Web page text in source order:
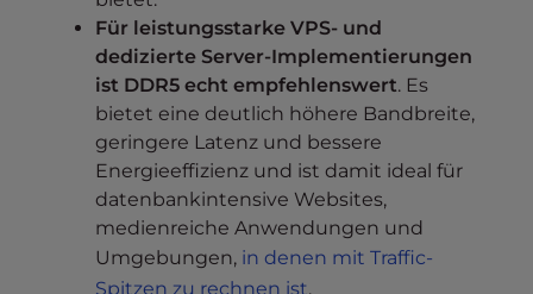
Für leistungsstarke VPS- und
dedizierte Server-Implementierungen
ist DDR5 echt empfehlenswert. Es
bietet eine deutlich höhere Bandbreite,
geringere Latenz und bessere
Energieeffizienz und ist damit ideal für
datenbankintensive Websites,
medienreiche Anwendungen und
Umgebungen, in denen mit Traffic-
Spitzen zu rechnen ist.